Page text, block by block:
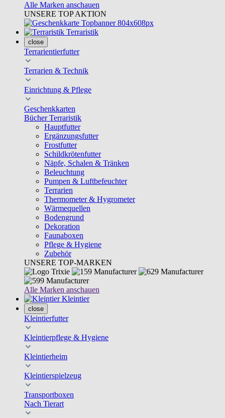
Alle Marken anschauen
UNSERE TOP AKTION
Terraristik
close
Terrarientierfutter
Terrarien & Technik
Einrichtung & Pflege
Geschenkkarten
Bücher Terraristik
Hauptfutter
Ergänzungsfutter
Frostfutter
Schildkrötenfutter
Näpfe, Schalen & Tränken
Beleuchtung
Pumpen & Luftbefeuchter
Terrarien
Thermometer & Hygrometer
Wärmequellen
Bodengrund
Dekoration
Faunaboxen
Pflege & Hygiene
Zubehör
UNSERE TOP-MARKEN
Alle Marken anschauen
Kleintier
close
Kleintierfutter
Kleintierpflege & Hygiene
Kleintierheim
Kleintierspielzeug
Transportboxen
Nach Tierart